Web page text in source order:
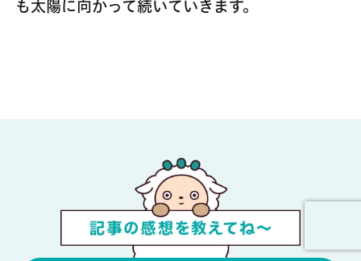
も太陽に向かって続いていきます。